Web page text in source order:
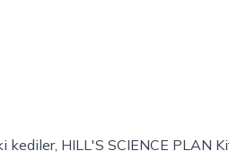
HILL'S SCIENCE PLAN